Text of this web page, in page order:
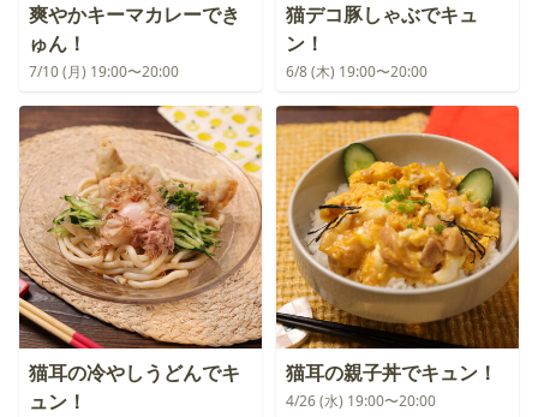
爽やかキーマカレーでき
ゅん！
7/10 (月) 19:00〜20:00
猫デコ豚しゃぶでキュ
ン！
6/8 (木) 19:00〜20:00
猫耳の冷やしうどんでキ
ュン！
猫耳の親子丼でキュン！
4/26 (水) 19:00〜20:00